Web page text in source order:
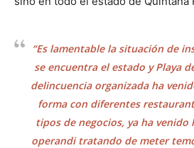
“Es lamentable la situación de
se encuentra el estado y Playa
delincuencia organizada ha
forma con diferentes
tipos de negocios, ya ha venido
operandi tratando de meter